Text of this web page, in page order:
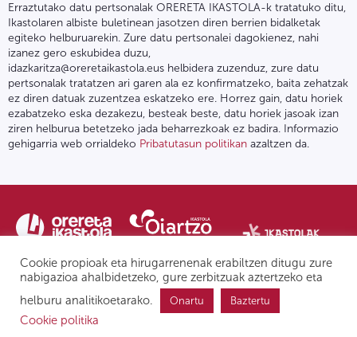
Erraztutako datu pertsonalak ORERETA IKASTOLA-k tratatuko ditu,
Ikastolaren albiste buletinean jasotzen diren berrien bidalketak
egiteko helburuarekin. Zure datu pertsonalei dagokienez, nahi
izanez gero eskubidea duzu,
idazkaritza@oreretaikastola.eus helbidera zuzenduz, zure datu
pertsonalak tratatzen ari garen ala ez konfirmatzeko, baita zehatzak
ez diren datuak zuzentzea eskatzeko ere. Horrez gain, datu horiek
ezabatzeko eska dezakezu, besteak beste, datu horiek jasoak izan
ziren helburua betetzeko jada beharrezkoak ez badira. Informazio
gehigarria web orrialdeko Pribatutasun politikan azaltzen da.
Pribatutasun politika | Lege oharra Postontzi etikoa
Cookie propioak eta hirugarrenenak erabiltzen ditugu zure
nabigazioa ahalbidetzeko, gure zerbitzuak aztertzeko eta
helburu analitikoetarako.
Onartu Baztertu
Cookie politika